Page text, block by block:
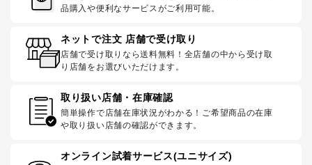
品購入や便利なサービスがご利用可能。
ネットで注文 店舗で受け取り
店舗で受け取りなら送料無料！全店舗の中から受け取
り店舗をお選びいただけます。
取り扱い店舗・在庫確認
簡単操作で店舗在庫状況がわかる！ご希望商品の在庫
や取り扱い店舗の確認ができます。
オンライン試着サービス(ユニサイズ)